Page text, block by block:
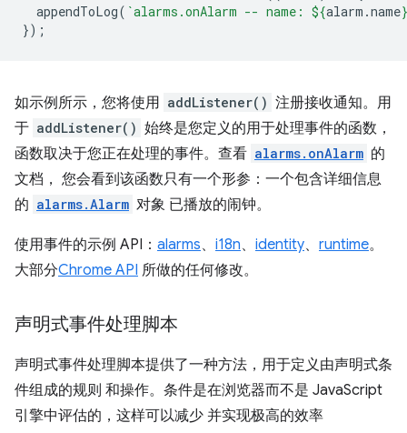
appendToLog( `alarms.onAlarm -- name: ${alarm .name}
});
如示例所示，您将使用 addListener() 注册接收通知。用
于 addListener() 始终是您定义的用于处理事件的函数，
函数取决于您正在处理的事件。查看 alarms.onAlarm 的
文档， 您会看到该函数只有一个形参：一个包含详细信息
的 alarms.Alarm 对象 已播放的闹钟。
使用事件的示例 API： alarms、 i18n、 identity、 runtime。
大部分Chrome API 所做的任何修改。
声明式事件处理脚本
声明式事件处理脚本提供了一种方法，用于定义由声明式条
件组成的规则 和操作。条件是在浏览器而不是 JavaScript
引擎中评估的，这样可以减少 并实现极高的效率